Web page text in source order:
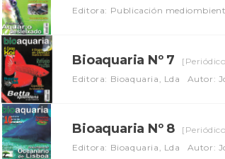
Editora: Publicación
Bioaquaria Nº 7
Editora: Bioaquaria, Lda
Autor:
Bioaquaria Nº 8
Editora: Bioaquaria, Lda
Autor: